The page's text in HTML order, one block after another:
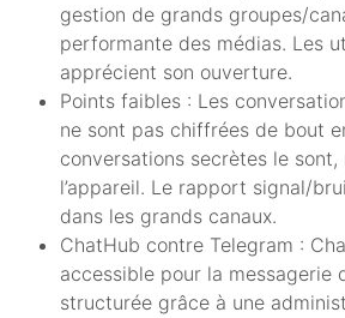
gestion de grands groupes/
performante des médias. Les
apprécient son ouverture.
Points faibles : Les
ne sont pas chiffrées de bout
conversations secrètes le
l’appareil. Le rapport signal/
dans les grands canaux.
ChatHub contre Telegram :
accessible pour la messagerie
structurée grâce à une